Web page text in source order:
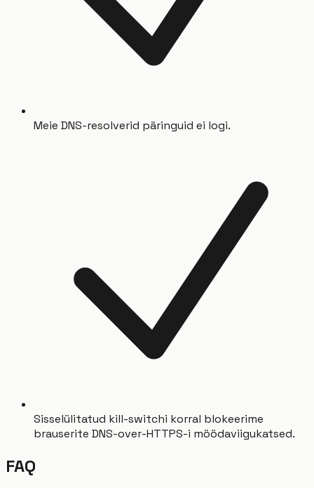
Meie DNS-resolverid päringuid ei logi.
Sisselülitatud kill-switchi korral blokeerime
brauserite DNS-over-HTTPS-i möödaviigukatsed.
FAQ